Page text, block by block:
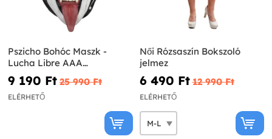
Pszicho Bohóc Maszk -
Lucha Libre AAA
Worldwide
9 190 Ft‎ 25 990 Ft‎
ELÉRHETŐ
Női Rózsaszín Bokszoló
jelmez
6 490 Ft‎ 12 990 Ft‎
ELÉRHETŐ